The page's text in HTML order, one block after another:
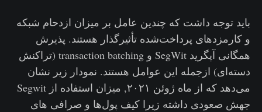
باید توجه داشت که چندین عامل بر میزان ازدحام شبکه
و کارمزدهای پرداخت‌شده تأثیرگذار هستند. پذیرش
همگانی آپگرید SegWit و transaction batching (تراکنش
دسته‌ای) ازجمله این عوامل هستند. نمودار زیر نشان
می‌دهد که از ماه ژوئن ۲۰۲۱, میزان استفاده از Segwit
جهش صعودی داشته زیرا کیف پول‌ها و صرافی های